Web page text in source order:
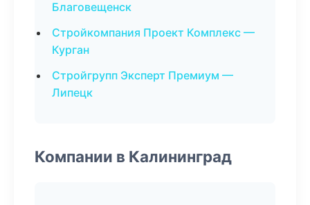
Благовещенск
Стройкомпания Проект Комплекс —
Курган
Стройгрупп Эксперт Премиум —
Липецк
Компании в Калининград